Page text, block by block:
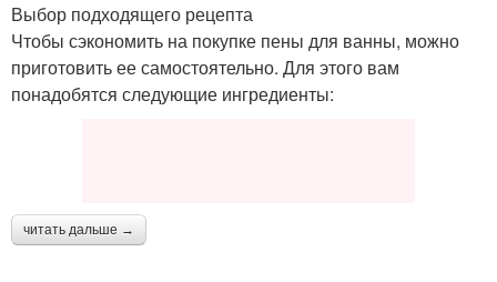
Выбор подходящего рецепта
Чтобы сэкономить на покупке пены для ванны, можно
приготовить ее самостоятельно. Для этого вам
понадобятся следующие ингредиенты:
читать дальше →